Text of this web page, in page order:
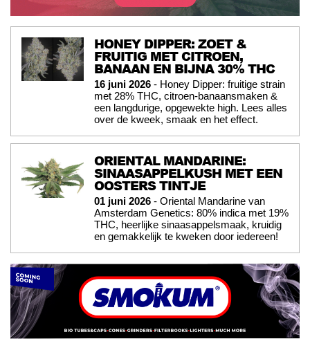
HONEY DIPPER: ZOET &
FRUITIG MET CITROEN,
BANAAN EN BIJNA 30% THC
16 juni 2026 - Honey Dipper: fruitige strain
met 28% THC, citroen-banaansmaken &
een langdurige, opgewekte high. Lees alles
over de kweek, smaak en het effect.
ORIENTAL MANDARINE:
SINAASAPPELKUSH MET EEN
OOSTERS TINTJE
01 juni 2026 - Oriental Mandarine van
Amsterdam Genetics: 80% indica met 19%
THC, heerlijke sinaasappelsmaak, kruidig
en gemakkelijk te kweken door iedereen!